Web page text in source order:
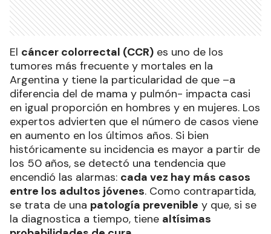
El cáncer colorrectal (CCR) es uno de los
tumores más frecuente y mortales en la
Argentina y tiene la particularidad de que –a
diferencia del de mama y pulmón- impacta casi
en igual proporción en hombres y en mujeres. Los
expertos advierten que el número de casos viene
en aumento en los últimos años. Si bien
históricamente su incidencia es mayor a partir de
los 50 años, se detectó una tendencia que
encendió las alarmas: cada vez hay más casos
entre los adultos jóvenes. Como contrapartida,
se trata de una patología prevenible y que, si se
la diagnostica a tiempo, tiene altísimas